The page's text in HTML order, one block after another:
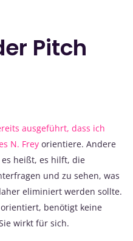
Pitch
ausgeführt, dass ich
N. Frey orientiere. Andere
es heißt, es hilft, die
und zu sehen, was
eliminiert werden sollte.
benötigt keine
wirkt für sich.